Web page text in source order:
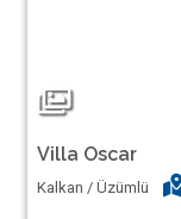
Villa Oscar
Kalkan / Üzümlü